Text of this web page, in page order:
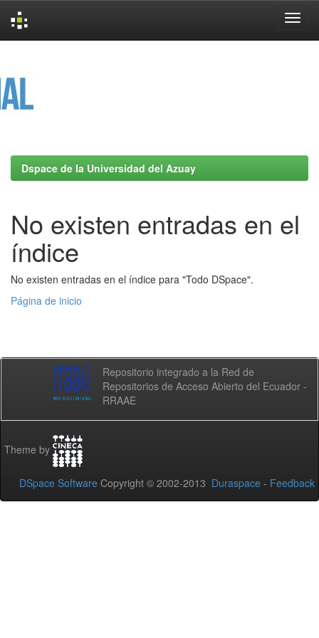
Dspace de la Universidad del Azuay
No existen entradas en el
índice
No existen entradas en el índice para "Todo DSpace".
Página de inicio
Repositorio integrado a la Red de
Repositorios de Acceso Abierto del Ecuador -
RRAAE
Theme by
DSpace Software Copyright © 2002-2013 Duraspace - Feedback